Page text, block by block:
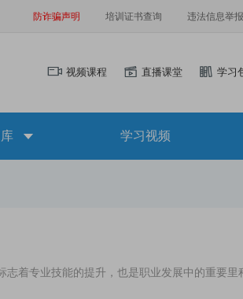
防诈骗声明 培训证书查询 违法信息举报
视频课程 直播课堂 学习
学习视频
志着专业技能的提升，也是职业发展中的重要里